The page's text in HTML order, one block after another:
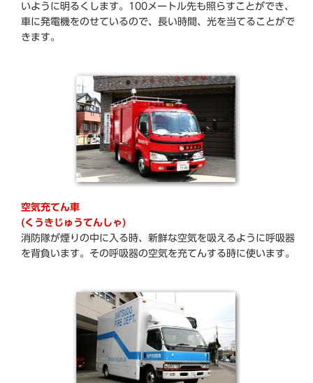
いように明るくします。100メートル先も照らすことができ、
車に発電機をのせているので、長い時間、光を当てることがで
きます。
空気充てん車
(くうきじゅうてんしゃ)
消防隊が煙りの中に入る時、新鮮な空気を吸えるように呼吸器
を背負います。その呼吸器の空気を充てんする時に使います。